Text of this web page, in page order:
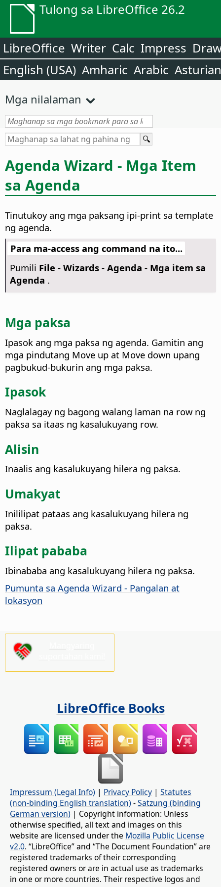
Tulong sa LibreOffice 26.2
LibreOffice Writer Calc Impress
English (USA) Amharic Arabic Asturian
Mga nilalaman
Agenda Wizard - Mga Item
sa Agenda
Tinutukoy ang mga paksang ipi-print sa template
ng agenda.
Para ma-access ang command na ito...
Pumili File - Wizards - Agenda - Mga item sa
Agenda .
Mga paksa
Ipasok ang mga paksa ng agenda. Gamitin ang
mga pindutang Move up at Move down upang
pagbukud-bukurin ang mga paksa.
Ipasok
Naglalagay ng bagong walang laman na row ng
paksa sa itaas ng kasalukuyang row.
Alisin
Inaalis ang kasalukuyang hilera ng paksa.
Umakyat
Inililipat pataas ang kasalukuyang hilera ng
paksa.
Ilipat pababa
Ibinababa ang kasalukuyang hilera ng paksa.
Pumunta sa Agenda Wizard - Pangalan at
lokasyon
LibreOffice Books
Impressum (Legal Info) | Privacy Policy | Statutes
(non-binding English translation) -Satzung (binding
German version) | Copyright information: Unless
otherwise specified, all text and images on this
website are licensed under the Mozilla Public License
v2.0. “LibreOffice” and “The Document Foundation” are
registered trademarks of their corresponding
registered owners or are in actual use as trademarks
in one or more countries. Their respective logos and